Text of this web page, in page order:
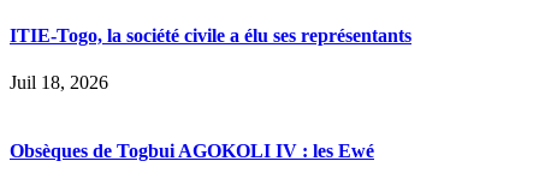
ITIE-Togo, la société civile a élu ses représentants
Juil 18, 2026
Obsèques de Togbui AGOKOLI IV : les Ewé